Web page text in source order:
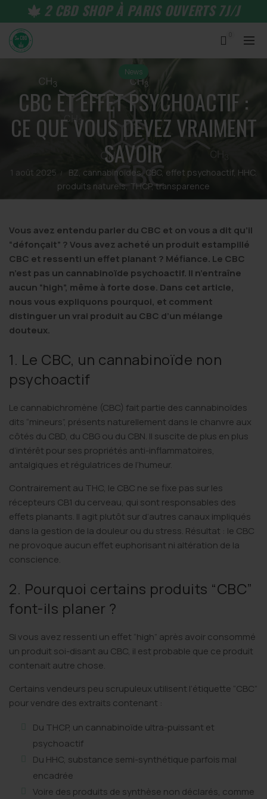
2 CBD SHOP À PARIS OUVERTS 7J/J
News
CBC ET EFFET PSYCHOACTIF :
CE QUE VOUS DEVEZ VRAIMENT
SAVOIR
1 août 2025 BZ, cannabinoïdes, CBC, effet psychoactif, HHC,
produits naturels, THCP,transparence
Vous avez entendu parler du CBC et on vous a dit qu’il
“défonçait” ? Vous avez acheté un produit estampillé
CBC et ressenti un effet planant ? Méfiance. Le CBC
n’est pas un cannabinoïde psychoactif. Il n’entraîne
aucun “high”, même à forte dose. Dans cet article,
nous vous expliquons pourquoi, et comment
distinguer un vrai produit au CBC d’un mélange
douteux.
1. Le CBC, un cannabinoïde non
psychoactif
Le cannabichromène (CBC) fait partie des cannabinoïdes
dits “mineurs”, présents naturellement dans le chanvre aux
côtés du CBD, du CBG ou du CBN. Il suscite de plus en plus
d’intérêt pour ses propriétés anti-inflammatoires,
antalgiques et régulatrices de l’humeur.
Contrairement au THC, le CBC ne se fixe pas sur les
récepteurs CB1 du cerveau, qui sont responsables des
effets planants. Il agit plutôt sur d’autres canaux impliqués
dans la gestion de la douleur ou du stress. Résultat : le CBC
ne provoque aucun effet euphorisant ni altération de la
conscience.
2. Pourquoi certains produits “CBC”
font-ils planer ?
Si vous avez ressenti un effet “high” après avoir consommé
un produit soi-disant au CBC, il est probable que ce produit
contenait autre chose.
Certains vendeurs peu scrupuleux utilisent l’étiquette “CBC”
pour vendre des extraits contenant :
Du THCP, un cannabinoïde ultra-puissant et
psychoactif
Du HHC, substance semi-synthétique parfois mal
encadrée
Voire des produits de synthèse non déclarés, comme